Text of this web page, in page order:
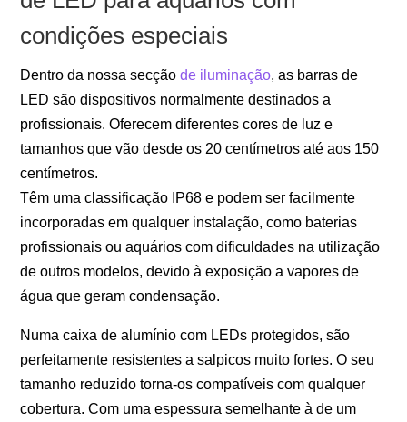
condições especiais
Dentro da nossa secçãode iluminação, as barras de
LED são dispositivos normalmente destinados a
profissionais. Oferecem diferentes cores de luz e
tamanhos que vão desde os 20 centímetros até aos 150
centímetros.
Têm uma classificação IP68 e podem ser facilmente
incorporadas em qualquer instalação, como baterias
profissionais ou aquários com dificuldades na utilização
de outros modelos, devido à exposição a vapores de
água que geram condensação.
Numa caixa de alumínio com LEDs protegidos, são
perfeitamente resistentes a salpicos muito fortes. O seu
tamanho reduzido torna-os compatíveis com qualquer
cobertura. Com uma espessura semelhante à de um